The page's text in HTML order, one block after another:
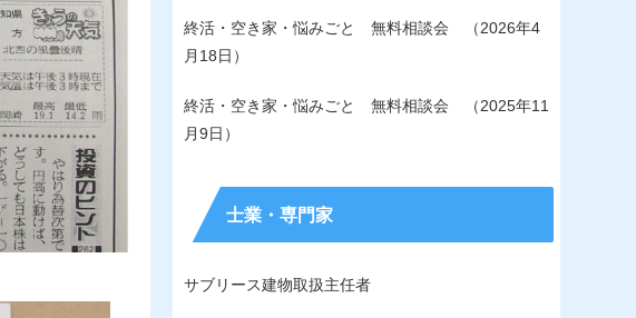
終活・空き家・悩みごと 無料相談会 （2026年4
月18日）
終活・空き家・悩みごと 無料相談会 （2025年11
月9日）
士業・専門家
サブリース建物取扱主任者